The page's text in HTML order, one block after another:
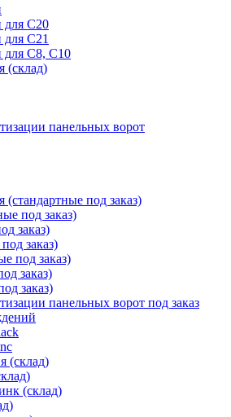
для С20
для С21
для С8, С10
(склад)
панельных ворот
под заказ)
под заказ)
заказ)
заказ)
под заказ)
заказ)
заказ)
панельных ворот под заказ
(склад)
(склад)